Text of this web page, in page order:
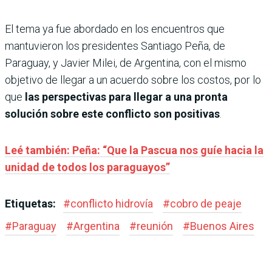
El tema ya fue abordado en los encuentros que
mantuvieron los presidentes Santiago Peña, de
Paraguay, y Javier Milei, de Argentina, con el mismo
objetivo de llegar a un acuerdo sobre los costos, por lo
que las perspectivas para llegar a una pronta
solución sobre este conflicto son positivas
Leé también: Peña: “Que la Pascua nos guíe hacia la
unidad de todos los paraguayos”
Etiquetas: #conflicto hidrovía #cobro de peaje
#Paraguay #Argentina #reunión #Buenos Aires